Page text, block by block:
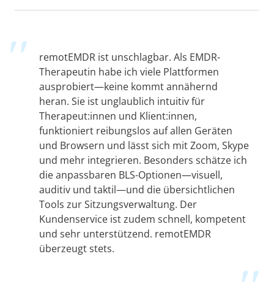
remotEMDR ist unschlagbar. Als EMDR-
Therapeutin habe ich viele Plattformen
ausprobiert—keine kommt annähernd
heran. Sie ist unglaublich intuitiv für
Therapeut:innen und Klient:innen,
funktioniert reibungslos auf allen Geräten
und Browsern und lässt sich mit Zoom, Skype
und mehr integrieren. Besonders schätze ich
die anpassbaren BLS-Optionen—visuell,
auditiv und taktil—und die übersichtlichen
Tools zur Sitzungsverwaltung. Der
Kundenservice ist zudem schnell, kompetent
und sehr unterstützend. remotEMDR
überzeugt stets.